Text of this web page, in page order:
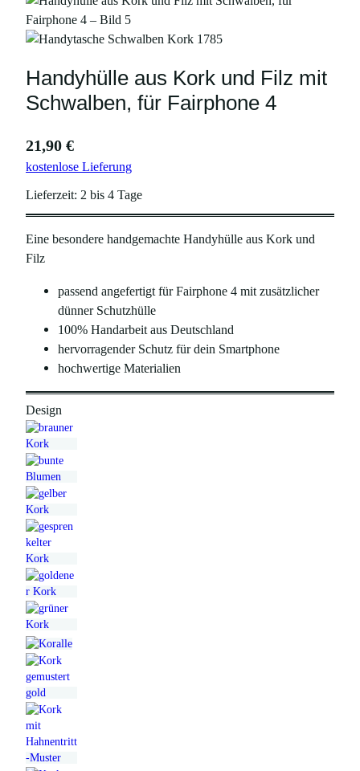
Handyhülle aus Kork und Filz mit
Schwalben, für Fairphone 4
21,90 €
kostenlose Lieferung
Lieferzeit: 2 bis 4 Tage
Eine besondere handgemachte Handyhülle aus Kork und
Filz
passend angefertigt für Fairphone 4 mit zusätzlicher
dünner Schutzhülle
100% Handarbeit aus Deutschland
hervorragender Schutz für dein Smartphone
hochwertige Materialien
Design